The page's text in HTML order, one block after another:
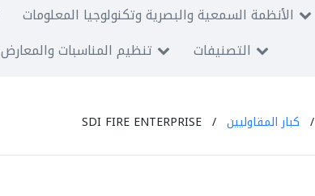
الأنظمة السمعية والبصرية وتكنولوجيا المعلومات
تنظيم المناسبات والمعارض التصنيفات
كبار المقاوليين SDI FIRE ENTERPRISE